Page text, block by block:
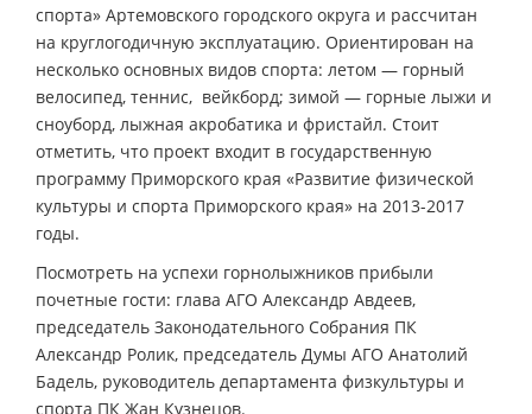
спорта» Артемовского городского округа и рассчитан
на круглогодичную эксплуатацию. Ориентирован на
несколько основных видов спорта: летом — горный
велосипед, теннис, вейкборд; зимой — горные лыжи и
сноуборд, лыжная акробатика и фристайл. Стоит
отметить, что проект входит в государственную
программу Приморского края «Развитие физической
культуры и спорта Приморского края» на 2013-2017
годы.
Посмотреть на успехи горнолыжников прибыли
почетные гости: глава АГО Александр Авдеев,
председатель Законодательного Собрания ПК
Александр Ролик, председатель Думы АГО Анатолий
Бадель, руководитель департамента физкультуры и
спорта ПК Жан Кузнецов.